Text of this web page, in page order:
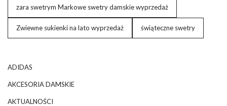
zara swetrym Markowe swetry damskie wyprzedaż
Zwiewne sukienki na lato wyprzedaż świąteczne swetry
ADIDAS
AKCESORIA DAMSKIE
AKTUALNOŚCI